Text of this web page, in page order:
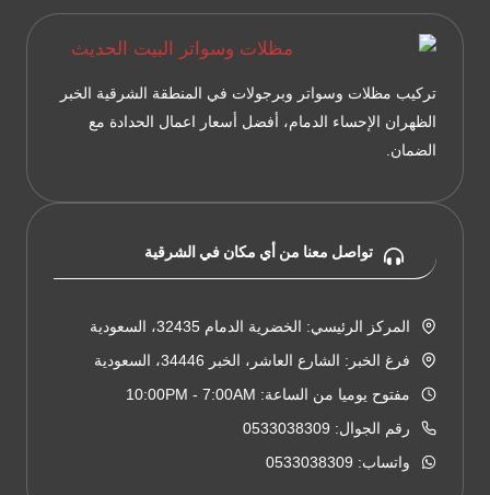
تركيب مظلات وسواتر وبرجولات في المنطقة الشرقية الخبر
الظهران الإحساء الدمام، أفضل أسعار اعمال الحدادة مع
الضمان.
تواصل معنا من أي مكان في الشرقية
المركز الرئيسي: الخضرية الدمام 32435، السعودية
فرغ الخبر: الشارع العاشر، الخبر 34446، السعودية
مفتوح يوميا من الساعة: 10:00PM - 7:00AM
رقم الجوال: 0533038309
واتساب: 0533038309